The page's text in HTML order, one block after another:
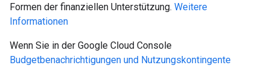
Formen der finanziellen Unterstützung. Weitere
Informationen
Wenn Sie in der Google Cloud Console
Budgetbenachrichtigungen und Nutzungskontingente